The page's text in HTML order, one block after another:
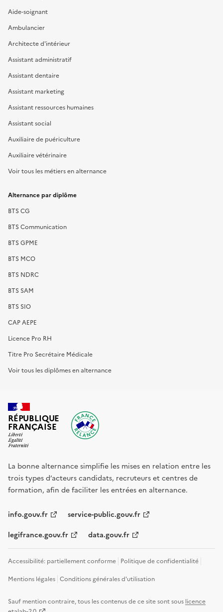
Aide-soignant
Ambulancier
Architecte d'intérieur
Assistant administratif
Assistant dentaire
Assistant marketing
Assistant ressources humaines
Assistant social
Auxiliaire de puériculture
Auxiliaire vétérinaire
Voir tous les métiers en alternance
Alternance par diplôme
BTS CG
BTS Communication
BTS GPME
BTS MCO
BTS NDRC
BTS SAM
BTS SIO
CAP AEPE
Licence Pro RH
Titre Pro Secrétaire Médicale
Voir tous les diplômes en alternance
RÉPUBLIQUE
FRANÇAISE
La bonne alternance simplifie les mises en relation entre les
trois types d’acteurs candidats, recruteurs et centres de
formation, afin de faciliter les entrées en alternance.
info.gouv.fr service-public.gouv.fr
legifrance.gouv.fr data.gouv.fr
Accessibilité: partiellement conforme Politique de confidentialité
Mentions légales Conditions générales d'utilisation
Sauf mention contraire, tous les contenus de ce site sont sous licence